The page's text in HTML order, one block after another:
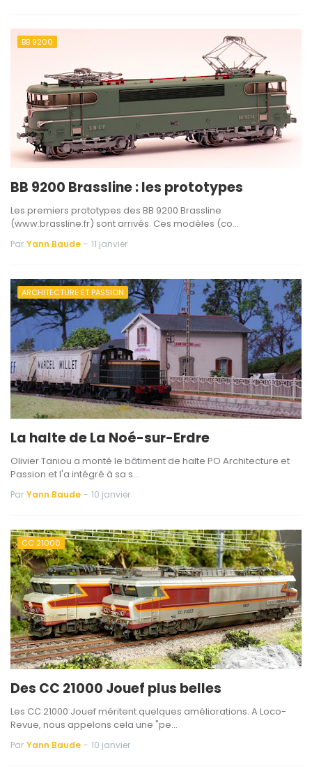
BB 9200
BB 9200 Brassline : les prototypes
Les premiers prototypes des BB 9200 Brassline
(www.brassline.fr) sont arrivés. Ces modèles (co…
Par Yann Baude - 11 janvier
ARCHITECTURE ET PASSION
La halte de La Noé-sur-Erdre
Olivier Taniou a monté le bâtiment de halte PO Architecture et
Passion et l'a intégré à sa s…
Par Yann Baude - 10 janvier
CC 21000
Des CC 21000 Jouef plus belles
Les CC 21000 Jouef méritent quelques améliorations. A Loco-
Revue, nous appelons cela une "pe…
Par Yann Baude - 10 janvier